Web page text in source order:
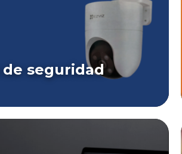
de seguridad